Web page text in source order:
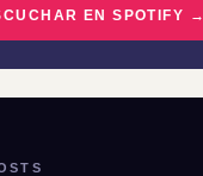
EN SPOTIFY →